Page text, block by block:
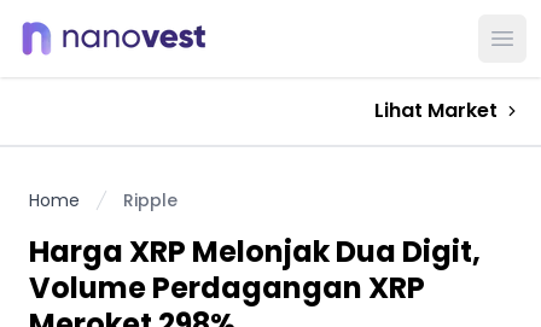
Lihat Market
Home Ripple
Harga XRP Melonjak Dua Digit,
Volume Perdagangan XRP